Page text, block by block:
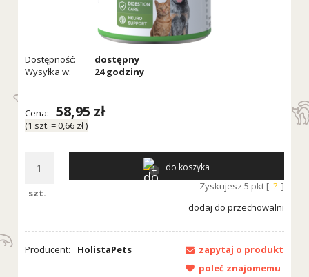
Dostępność:
dostępny
Wysyłka w:
24 godziny
Cena: 58,95 zł
(1 szt. =0,66 zł)
szt.
do koszyka
Zyskujesz 5 pkt [ ? ]
dodaj do przechowalni
Producent: HolistaPets
zapytaj o produkt
poleć znajomemu